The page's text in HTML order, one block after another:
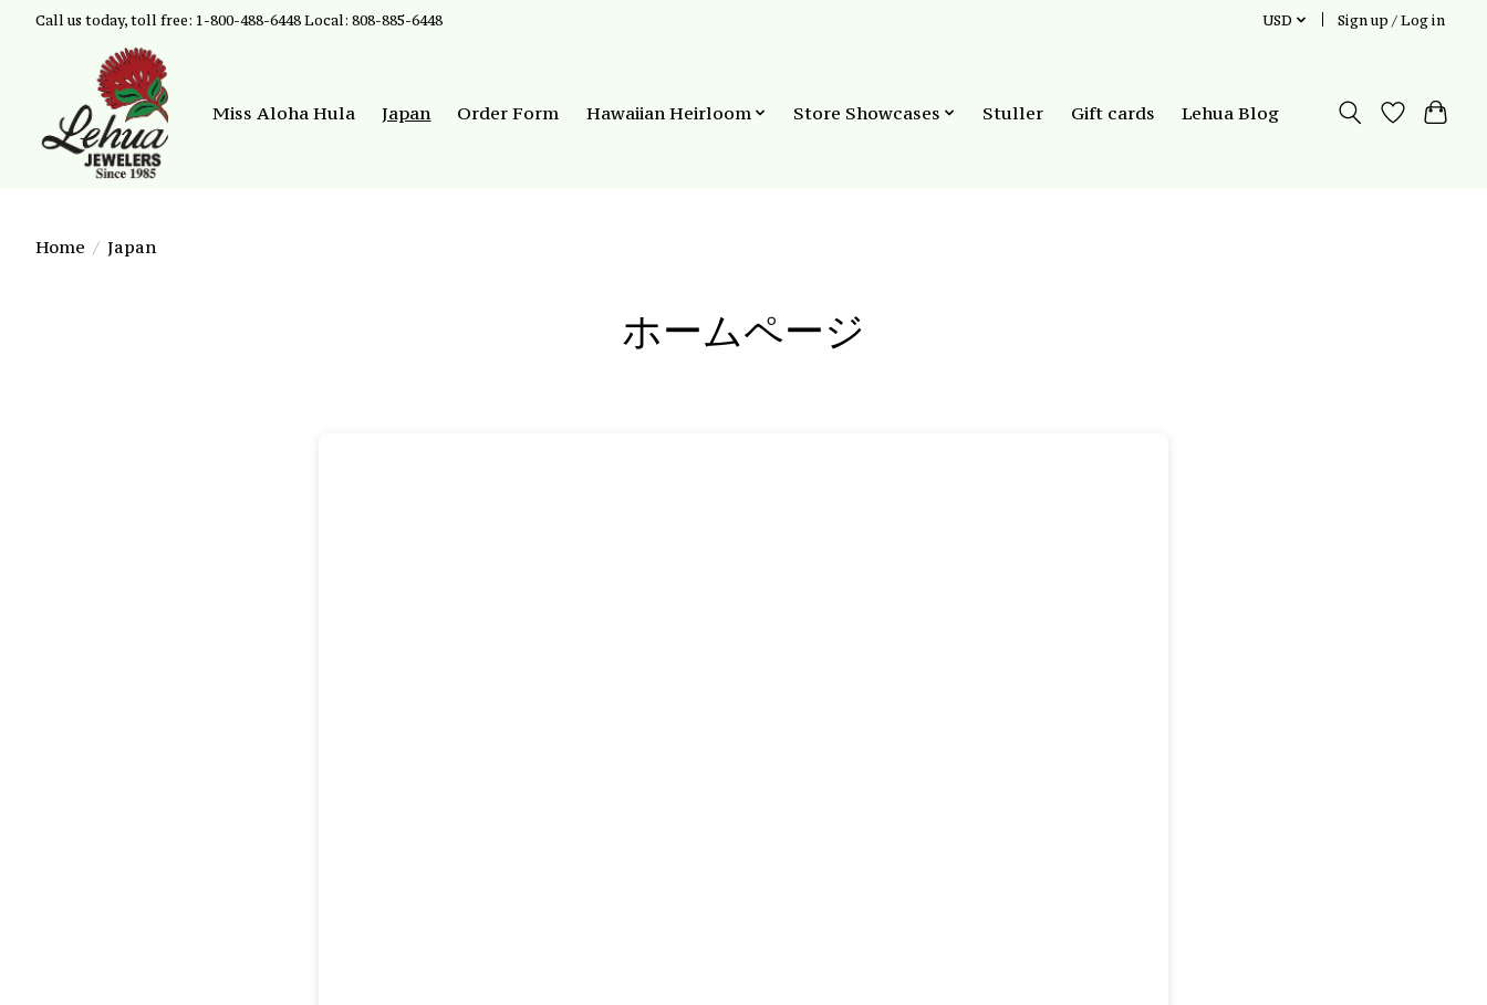
Call us today, toll free: 1-800-488-6448 Local: 808-885-6448 USD Sign up / Log in
Miss Aloha Hula Japan Order Form Hawaiian Heirloom Store Showcases Stuller Gift cards Lehua Blog
Home / Japan
ホームページ